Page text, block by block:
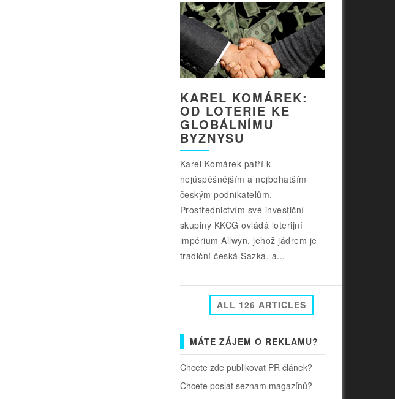
KAREL KOMÁREK:
OD LOTERIE KE
GLOBÁLNÍMU
BYZNYSU
Karel Komárek patří k
nejúspěšnějším a nejbohatším
českým podnikatelům.
Prostřednictvím své investiční
skupiny KKCG ovládá loterijní
impérium Allwyn, jehož jádrem je
tradiční česká Sazka, a...
ALL 126 ARTICLES
MÁTE ZÁJEM O REKLAMU?
Chcete zde publikovat PR článek?
Chcete poslat seznam magazínů?